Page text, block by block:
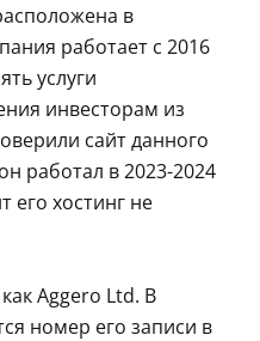
в
работает с 2016
услуги
инвесторам из
сайт данного
работал в 2023-2024
его хостинг не
Aggero Ltd. В
номер его записи в